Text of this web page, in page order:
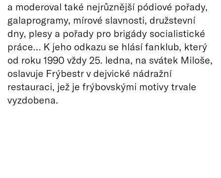
a moderoval také nejrůznější pódiové pořady,
galaprogramy, mírové slavnosti, družstevní
dny, plesy a pořady pro brigády socialistické
práce… K jeho odkazu se hlásí fanklub, který
od roku 1990 vždy 25. ledna, na svátek Miloše,
oslavuje Frýbestr v dejvické nádražní
restauraci, jež je frýbovskými motivy trvale
vyzdobena.